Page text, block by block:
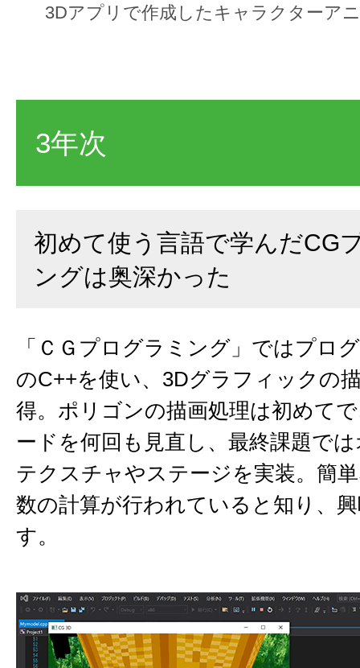
3Dアプリで作成したキャラクターア
3年次
初めて使う言語で学んだCG
ングは奥深かった
「ＣＧプログラミング」ではプロ
のC++を使い、3Dグラフィックの
得。ポリゴンの描画処理は初めて
ードを何回も見直し、最終課題で
テクスチャやステージを実装。簡
数の計算が行われていると知り、
す。